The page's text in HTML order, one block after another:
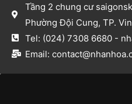
Tầng 2 chung cư
Phường Đội Cung, TP.
Tel: (024) 7308 6680 -
Email: